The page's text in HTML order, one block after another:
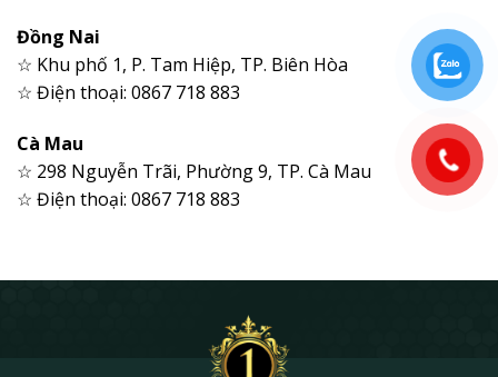
Đồng Nai
☆ Khu phố 1, P. Tam Hiệp, TP. Biên Hòa
☆ Điện thoại: 0867 718 883
Cà Mau
☆ 298 Nguyễn Trãi, Phường 9, TP. Cà Mau
☆ Điện thoại: 0867 718 883